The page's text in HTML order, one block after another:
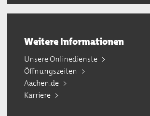
Weitere Informationen
Unsere Onlinedienste
Öffnungszeiten
Aachen.de
Karriere